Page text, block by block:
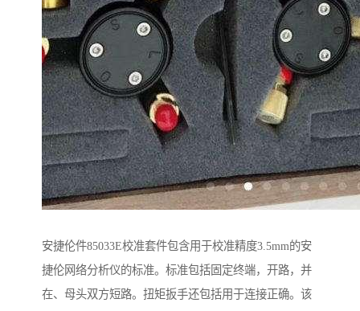
安捷伦件85033E校准套件包含用于校准精度3.5mm的安
捷伦网络分析仪的标准。标准包括固定终端，开路，并
在、母头双方短路。扭矩扳手还包括用于连接正确。该